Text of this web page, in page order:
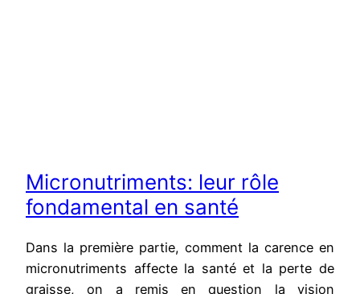
Micronutriments: leur rôle
fondamental en santé
Dans la première partie, comment la carence en
micronutriments affecte la santé et la perte de
graisse, on a remis en question la vision